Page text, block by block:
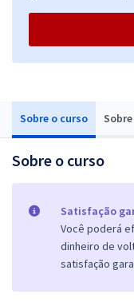
Sobre o curso
Sobre o curso
Satisfação
Você poderá
dinheiro de
satisfação